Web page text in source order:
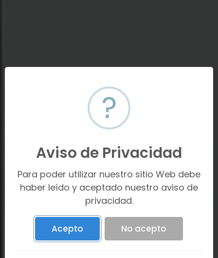
¿Quieres vender o
rentar?
ESTAS EN EL MEJOR LUGAR
?
Aviso de Privacidad
Para poder utilizar nuestro sitio Web debe
haber leído y aceptado nuestro aviso de
privacidad.
Acepto No acepto